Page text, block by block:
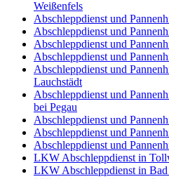
Weißenfels
Abschleppdienst und
Abschleppdienst und
Abschleppdienst und
Abschleppdienst und
Abschleppdienst und
Lauchstädt
Abschleppdienst und
bei Pegau
Abschleppdienst und
Abschleppdienst und
Abschleppdienst und
LKW Abschleppdienst in
LKW Abschleppdienst in